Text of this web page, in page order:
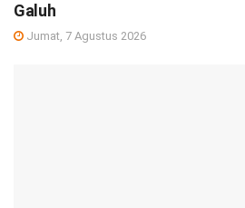
Galuh
Jumat, 7 Agustus 2026